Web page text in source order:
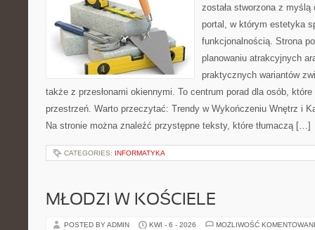
została stworzona z
portal, w którym estetyka
funkcjonalnością. Strona
planowaniu atrakcyjnych
praktycznych wariantów
także z przesłonami okiennymi. To centrum porad dla osób,
przestrzeń. Warto przeczytać: Trendy w Wykończeniu Wnętrz i
Na stronie można znaleźć przystępne teksty, które tłumaczą […]
CATEGORIES: INFORMATYKA
MŁODZI W KOŚCIELE
POSTED BY ADMIN KWI - 6 - 2026 MOŻLIWOŚĆ